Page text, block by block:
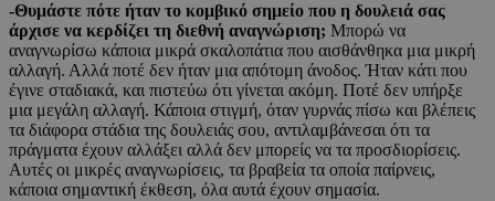
-Θυμάστε πότε ήταν το κομβικό σημείο που η δουλειά σας
άρχισε να κερδίζει τη διεθνή αναγνώριση; Μπορώ να
αναγνωρίσω κάποια μικρά σκαλοπάτια που αισθάνθηκα μια μικρή
αλλαγή. Αλλά ποτέ δεν ήταν μια απότομη άνοδος. Ήταν κάτι που
έγινε σταδιακά, και πιστεύω ότι γίνεται ακόμη. Ποτέ δεν υπήρξε
μια μεγάλη αλλαγή. Κάποια στιγμή, όταν γυρνάς πίσω και βλέπεις
τα διάφορα στάδια της δουλειάς σου, αντιλαμβάνεσαι ότι τα
πράγματα έχουν αλλάξει αλλά δεν μπορείς να τα προσδιορίσεις.
Αυτές οι μικρές αναγνωρίσεις, τα βραβεία τα οποία παίρνεις,
κάποια σημαντική έκθεση, όλα αυτά έχουν σημασία.